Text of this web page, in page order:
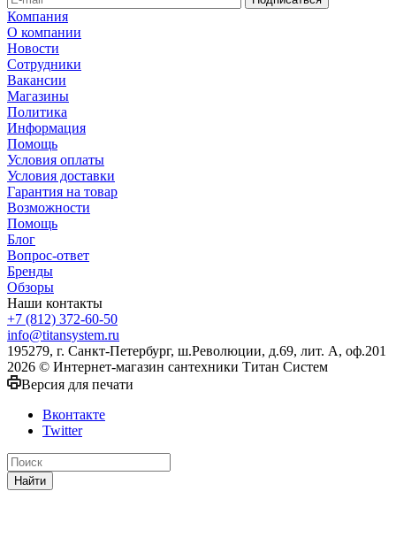
Компания
О компании
Новости
Сотрудники
Вакансии
Магазины
Политика
Информация
Помощь
Условия оплаты
Условия доставки
Гарантия на товар
Возможности
Помощь
Блог
Вопрос-ответ
Бренды
Обзоры
Наши контакты
+7 (812) 372-60-50
info@titansystem.ru
195279, г. Санкт-Петербург, ш.Революции, д.69, лит. А, оф.201
2026 © Интернет-магазин сантехники Титан Систем
Версия для печати
Вконтакте
Twitter
Найти